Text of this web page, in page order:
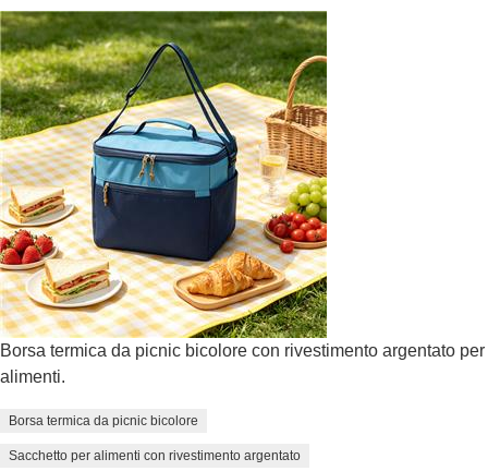
Borsa termica da picnic bicolore con rivestimento argentato per
alimenti.
Borsa termica da picnic bicolore
Sacchetto per alimenti con rivestimento argentato